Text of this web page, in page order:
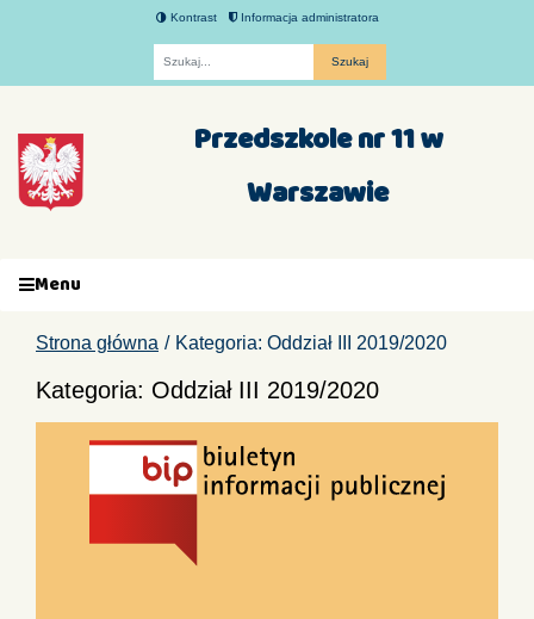
Kontrast Informacja administratora
Przedszkole nr 11 w
Warszawie
Menu
Strona główna Kategoria: Oddział III 2019/2020
Kategoria: Oddział III 2019/2020